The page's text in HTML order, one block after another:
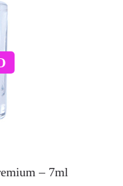
– 7ml